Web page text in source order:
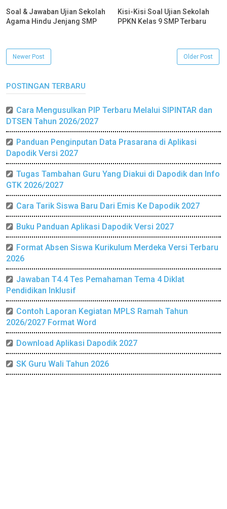
Soal & Jawaban Ujian Sekolah
Agama Hindu Jenjang SMP
Kisi-Kisi Soal Ujian Sekolah
PPKN Kelas 9 SMP Terbaru
Newer Post Older Post
POSTINGAN TERBARU
Cara Mengusulkan PIP Terbaru Melalui SIPINTAR dan
DTSEN Tahun 2026/2027
Panduan Penginputan Data Prasarana di Aplikasi
Dapodik Versi 2027
Tugas Tambahan Guru Yang Diakui di Dapodik dan Info
GTK 2026/2027
Cara Tarik Siswa Baru Dari Emis Ke Dapodik 2027
Buku Panduan Aplikasi Dapodik Versi 2027
Format Absen Siswa Kurikulum Merdeka Versi Terbaru
2026
Jawaban T4.4 Tes Pemahaman Tema 4 Diklat
Pendidikan Inklusif
Contoh Laporan Kegiatan MPLS Ramah Tahun
2026/2027 Format Word
Download Aplikasi Dapodik 2027
SK Guru Wali Tahun 2026